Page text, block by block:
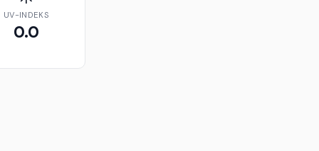
UV-INDEKS
0.0